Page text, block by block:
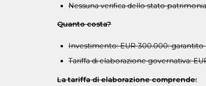
Nessuna verifica dello stato
Quanto costa?
Investimento: EUR 300.000:
Tariffa di elaborazione governativa:
La tariffa di elaborazione comprende: